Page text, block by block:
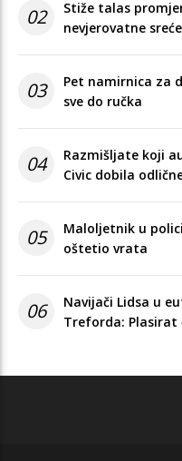
02
Stiže talas
nevjerovatne
03
Pet namirnica za
sve do ručka
04
Razmišljate koji
Civic dobila
05
Maloljetnik u
oštetio vrata
06
Navijači Lidsa u
Treforda: Plasirat